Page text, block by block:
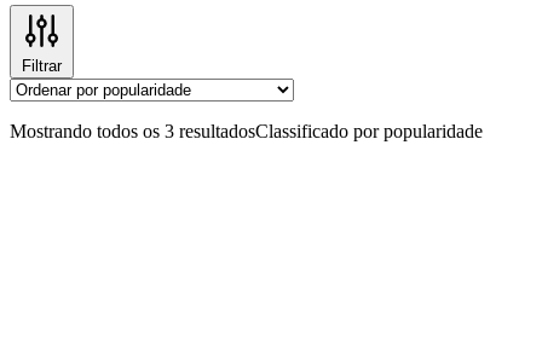
Filtrar
Mostrando todos os 3 resultadosClassificado por popularidade